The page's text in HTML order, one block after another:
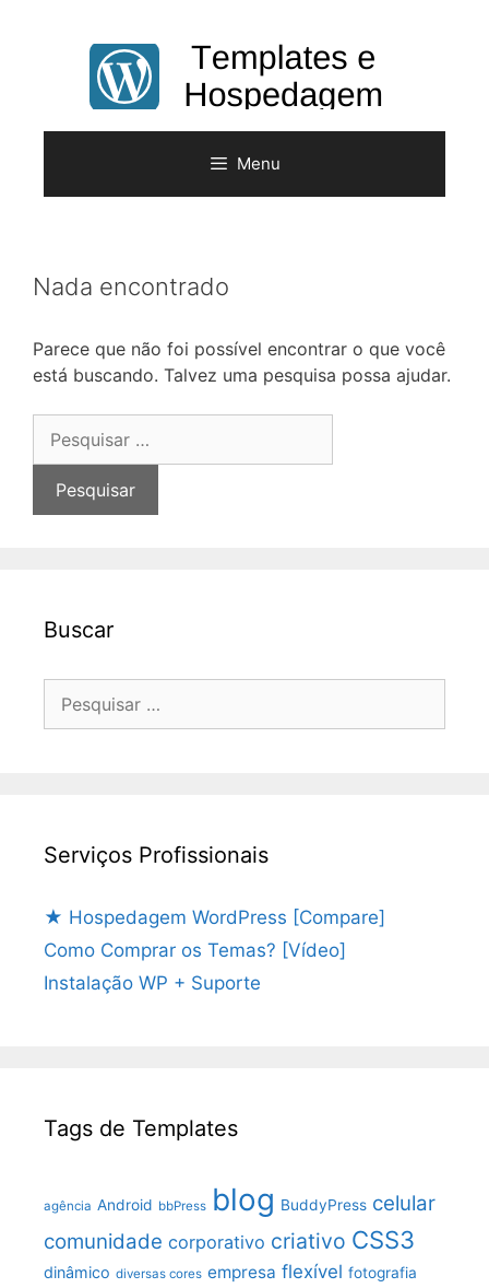
Menu
Nada encontrado
Parece que não foi possível encontrar o que você
está buscando. Talvez uma pesquisa possa ajudar.
por:
Buscar
Serviços Profissionais
★ Hospedagem WordPress [Compare]
Como Comprar os Temas? [Vídeo]
Instalação WP + Suporte
Tags de Templates
agência Android bbPress blog BuddyPress celular
comunidade corporativo criativo CSS3
dinâmico diversas cores empresa flexível fotografia